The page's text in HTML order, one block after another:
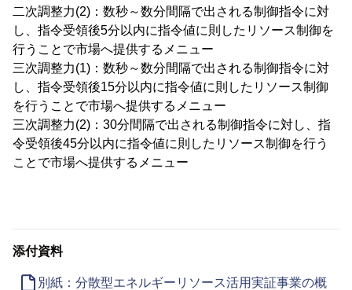
二次調整力(2)：数秒～数分間隔で出される制御指令に対
し、指令受領後5分以内に指令値に則したリソース制御を
行うことで市場へ提供するメニュー
三次調整力(1)：数秒～数分間隔で出される制御指令に対
し、指令受領後15分以内に指令値に則したリソース制御
を行うことで市場へ提供するメニュー
三次調整力(2)：30分間隔で出される制御指令に対し、指
令受領後45分以内に指令値に則したリソース制御を行う
ことで市場へ提供するメニュー
添付資料
別紙：分散型エネルギーリソース活用実証事業の概